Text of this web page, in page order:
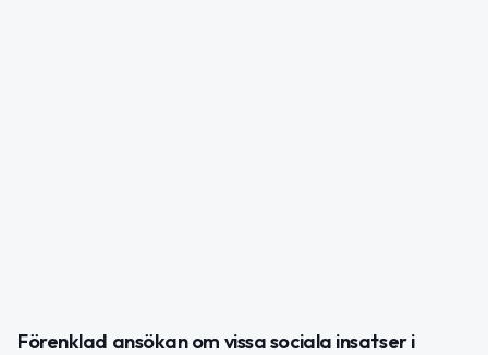
Förenklad ansökan om vissa sociala insatser i